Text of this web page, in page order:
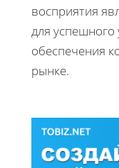
восприятия
для
обеспечения
рынке.